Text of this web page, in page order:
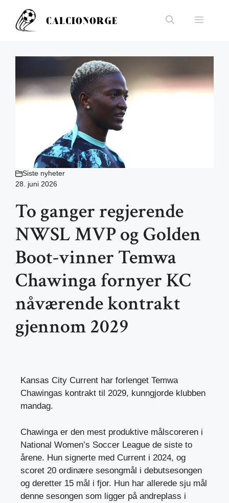
innhold
Meny
Siste nyheter
28. juni 2026
To ganger regjerende
NWSL MVP og Golden
Boot-vinner Temwa
Chawinga fornyer KC
nåværende kontrakt
gjennom 2029
Kansas City Current har forlenget Temwa
Chawingas kontrakt til 2029, kunngjorde klubben
mandag.
Chawinga er den mest produktive målscoreren i
National Women’s Soccer League de siste to
årene. Hun signerte med Current i 2024, og
scoret 20 ordinære sesongmål i debutsesongen
og deretter 15 mål i fjor. Hun har allerede sju mål
denne sesongen som ligger på andreplass i